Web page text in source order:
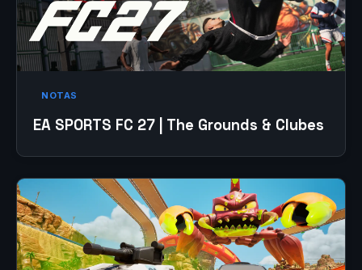
NOTAS
EA SPORTS FC 27 | The Grounds & Clubes